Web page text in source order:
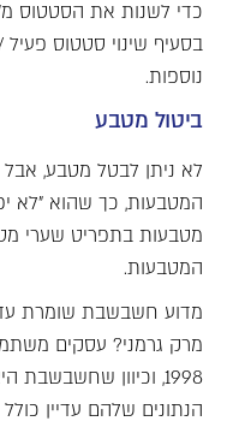
כדי לשנות את הסטטוס
בסעיף שינוי סטטוס
נוספות.
ביטול מטבע
לא ניתן לבטל מטבע,
המטבעות, כך שהוא "לא
מטבעות בתפריט שערי
המטבעות.
מדוע חשבשבת שומרת
1998, וכיוון
הנתונים שלהם עדיין